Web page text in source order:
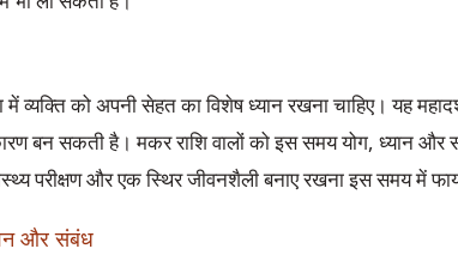
में व्यक्ति को अपनी सेहत का विशेष ध्यान रखना चाहिए। यह
बन सकती है। मकर राशि वालों को इस समय योग, ध्यान और
परीक्षण और एक स्थिर जीवनशैली बनाए रखना इस समय में
और संबंध